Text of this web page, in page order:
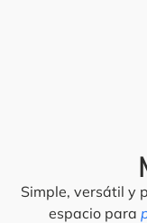
Simple, versátil y
espacio para